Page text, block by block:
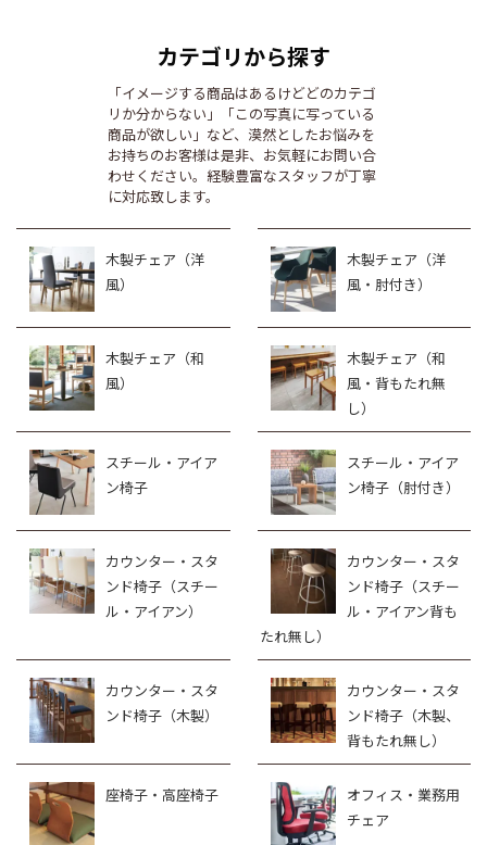
カテゴリから探す
「イメージする商品はあるけどどのカテゴ
リか分からない」「この写真に写っている
商品が欲しい」など、漠然としたお悩みを
お持ちのお客様は是非、お気軽にお問い合
わせください。経験豊富なスタッフが丁寧
に対応致します。
木製チェア（洋
風）
木製チェア（洋
風・肘付き）
木製チェア（和
風）
木製チェア（和
風・背もたれ無
し）
スチール・アイア
ン椅子
スチール・アイア
ン椅子（肘付き）
カウンター・スタ
ンド椅子（スチー
ル・アイアン）
カウンター・スタ
ンド椅子（スチー
ル・アイアン背も
たれ無し）
カウンター・スタ
ンド椅子（木製）
カウンター・スタ
ンド椅子（木製、
背もたれ無し）
座椅子・高座椅子
オフィス・業務用
チェア